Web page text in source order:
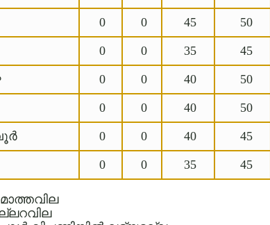
0 0 45 50
0 0 35 45
0 0 40 50
0 0 40 50
0 0 40 45
0 0 35 45